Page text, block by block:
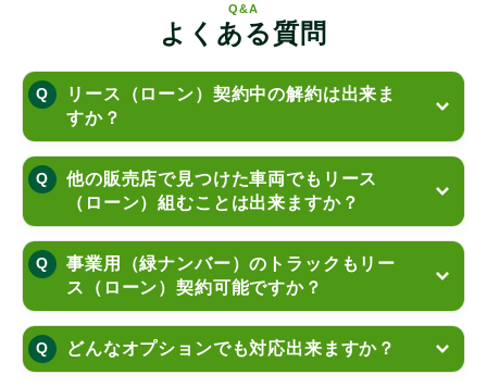
Q&A
よくある質問
リース（ローン）契約中の解約は出来ま
すか？
他の販売店で見つけた車両でもリース
（ローン）組むことは出来ますか？
事業用（緑ナンバー）のトラックもリー
ス（ローン）契約可能ですか？
どんなオプションでも対応出来ますか？